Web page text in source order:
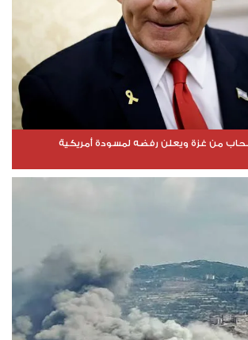
من غزة ويعلن رفضه لمسودة أمريكية